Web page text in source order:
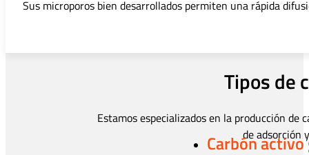
Sus microporos bien desarrollados permiten una rápida
Tipos de
Estamos especializados en la producción
de adsorción
Carbón